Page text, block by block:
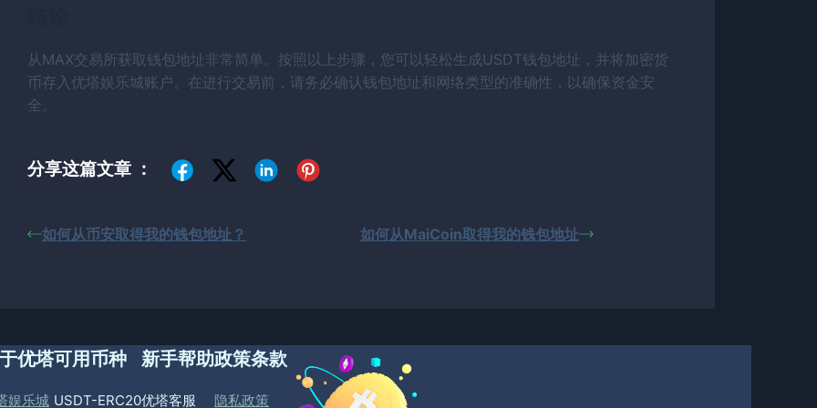
从MAX交易所获取钱包地址非常简单。按照以上步骤，您可以轻松生成USDT钱包地址，并将加密货
币存入优塔娱乐城账户。在进行交易前，请务必确认钱包地址和网络类型的准确性，以确保资金安
全。
分享这篇文章 ：
如何从币安取得我的钱包地址？ 如何从MaiCoin取得我的钱包地址
优塔
娱乐城
可用币种
USDT-ERC20
新手帮助
优塔客服
政策条款
隐私政策